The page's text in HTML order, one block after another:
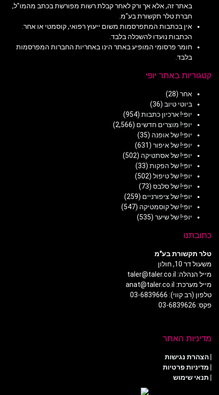
באתר זה, אלא אך ורק לאחר קבלת רשות מפורשת בכתב מהמו"ל,
חברת טלר תקשורת בע"מ.
אין בכתבות המתפרסמות משום ייעוץ רפואי, קוסמטי או אחר.
הכתבות נועדו להשכלה בלבד.
חומר פרסומי המופיע באתר הינו באחריות החברות המפרסמות
בלבד.
קטגוריות באתר יופי
אחר (28)
ביוטי טיוב (36)
יופי! ארכיון כתבות (954)
יופי! מוצרים חדשים (2,566)
יופי! של אופנה (35)
יופי! של איפור (631)
יופי! של אסתטיקה (502)
יופי! של הפקות (33)
יופי! של טיפול (502)
יופי! של סלבס (73)
יופי! של ציפורניים (259)
יופי! של קוסמטיקה (547)
יופי! של שיער (535)
כתובתנו
טלר תקשורת בע"מ
משעול דר 10, חולון
מייל הנהלה: taler@taler.co.il
מייל מערכת: anat@taler.co.il
טלפון (רב קווי): 03-6839666
פקס: 03-6839626
מדיניות האתר
|הצהרת נגישות
| מדיניות פרטיות
| תנאי שימוש